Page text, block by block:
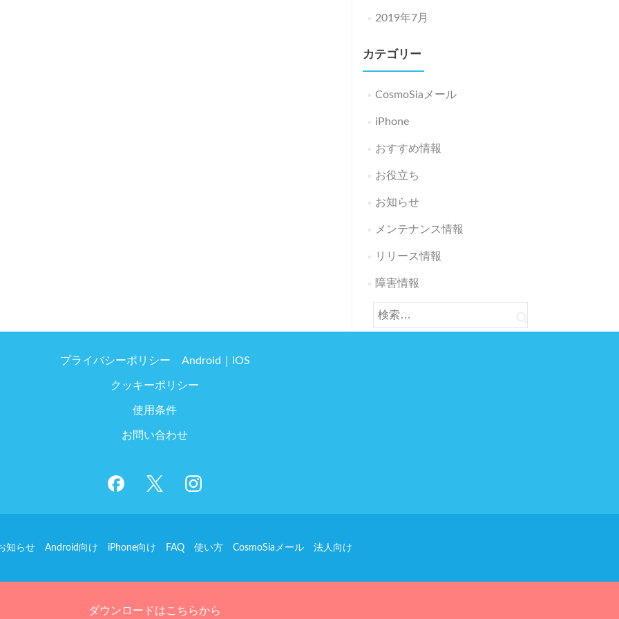
2019年7月
カテゴリー
CosmoSiaメール
iPhone
おすすめ情報
お役立ち
お知らせ
メンテナンス情報
リリース情報
障害情報
検
索:
プライバシーポリシー Android iOS
クッキーポリシー
使用条件
お問い合わせ
知らせ Android向け iPhone向け FAQ 使い方 CosmoSiaメール 法人向け
ダウンロードはこちらから